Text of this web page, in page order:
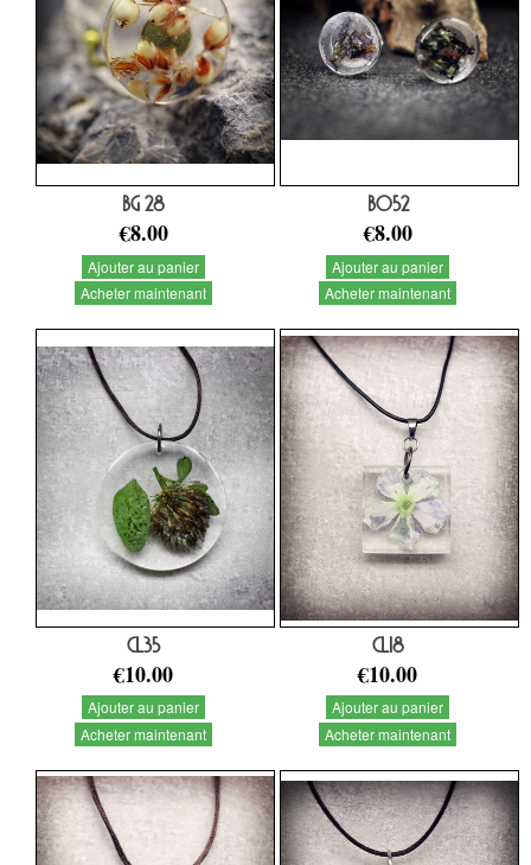
BG 28
€8.00
Ajouter au panier
Acheter maintenant
BO52
€8.00
Ajouter au panier
Acheter maintenant
CL35
€10.00
Ajouter au panier
Acheter maintenant
CL18
€10.00
Ajouter au panier
Acheter maintenant